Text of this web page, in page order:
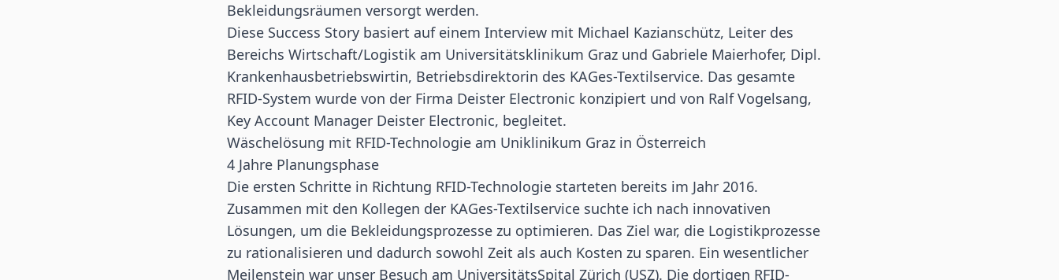
Bekleidungsräumen versorgt werden.
Diese Success Story basiert auf einem Interview mit Michael Kazianschütz, Leiter des
Bereichs Wirtschaft/Logistik am Universitätsklinikum Graz und Gabriele Maierhofer, Dipl.
Krankenhausbetriebswirtin, Betriebsdirektorin des KAGes-Textilservice. Das gesamte
RFID-System wurde von der Firma Deister Electronic konzipiert und von Ralf Vogelsang,
Key Account Manager Deister Electronic, begleitet.
Wäschelösung mit RFID-Technologie am Uniklinikum Graz in Österreich
4 Jahre Planungsphase
Die ersten Schritte in Richtung RFID-Technologie starteten bereits im Jahr 2016.
Zusammen mit den Kollegen der KAGes-Textilservice suchte ich nach innovativen
Lösungen, um die Bekleidungsprozesse zu optimieren. Das Ziel war, die Logistikprozesse
zu rationalisieren und dadurch sowohl Zeit als auch Kosten zu sparen. Ein wesentlicher
Meilenstein war unser Besuch am UniversitätsSpital Zürich (USZ). Die dortigen RFID-